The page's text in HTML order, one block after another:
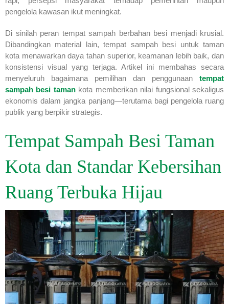
pengelola kawasan ikut meningkat.
Di sinilah peran tempat sampah berbahan besi menjadi krusial.
Dibandingkan material lain, tempat sampah besi untuk taman
kota menawarkan daya tahan superior, keamanan lebih baik, dan
konsistensi visual yang terjaga. Artikel ini membahas secara
menyeluruh bagaimana pemilihan dan penggunaan tempat
sampah besi tamankota memberikan nilai fungsional sekaligus
ekonomis dalam jangka panjang—terutama bagi pengelola ruang
publik yang berpikir strategis.
Tempat Sampah Besi Taman
Kota dan Standar Kebersihan
Ruang Terbuka Hijau